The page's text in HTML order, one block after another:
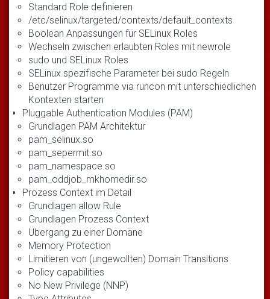
Standard Role definieren
/etc/selinux/targeted/contexts/default_contexts
Boolean Anpassungen für SELinux Roles
Wechseln zwischen erlaubten Roles mit newrole
sudo und SELinux Roles
SELinux spezifische Parameter bei sudo Regeln
Benutzer Programme via runcon mit unterschiedlichen
Kontexten starten
Pluggable Authentication Modules (PAM)
Grundlagen PAM Architektur
pam_selinux.so
pam_sepermit.so
pam_namespace.so
pam_oddjob_mkhomedir.so
Prozess Context im Detail
Grundlagen allow Rule
Grundlagen Prozess Context
Übergang zu einer Domäne
Memory Protection
Limitieren von (ungewollten) Domain Transitions
Policy capabilities
No New Privilege (NNP)